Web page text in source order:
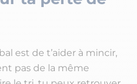
est de t’aider à mincir,
pas de la même